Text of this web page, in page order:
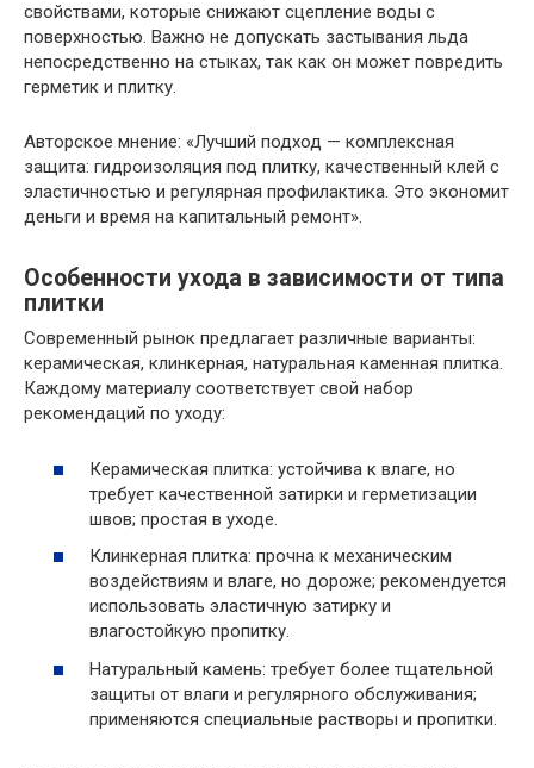
свойствами, которые снижают сцепление воды с
поверхностью. Важно не допускать застывания льда
непосредственно на стыках, так как он может повредить
герметик и плитку.
Авторское мнение: «Лучший подход — комплексная
защита: гидроизоляция под плитку, качественный клей с
эластичностью и регулярная профилактика. Это экономит
деньги и время на капитальный ремонт».
Особенности ухода в зависимости от типа
плитки
Современный рынок предлагает различные варианты:
керамическая, клинкерная, натуральная каменная плитка.
Каждому материалу соответствует свой набор
рекомендаций по уходу:
Керамическая плитка: устойчива к влаге, но
требует качественной затирки и герметизации
швов; простая в уходе.
Клинкерная плитка: прочна к механическим
воздействиям и влаге, но дороже; рекомендуется
использовать эластичную затирку и
влагостойкую пропитку.
Натуральный камень: требует более тщательной
защиты от влаги и регулярного обслуживания;
применяются специальные растворы и пропитки.